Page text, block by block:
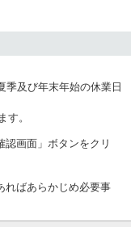
及び年末年始の休業日
す。
画面」ボタンをクリ
ればあらかじめ必要事